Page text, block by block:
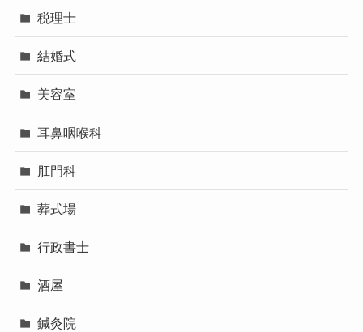
税理士
結婚式
美容室
耳鼻咽喉科
肛門科
葬式場
行政書士
酒屋
鍼灸院